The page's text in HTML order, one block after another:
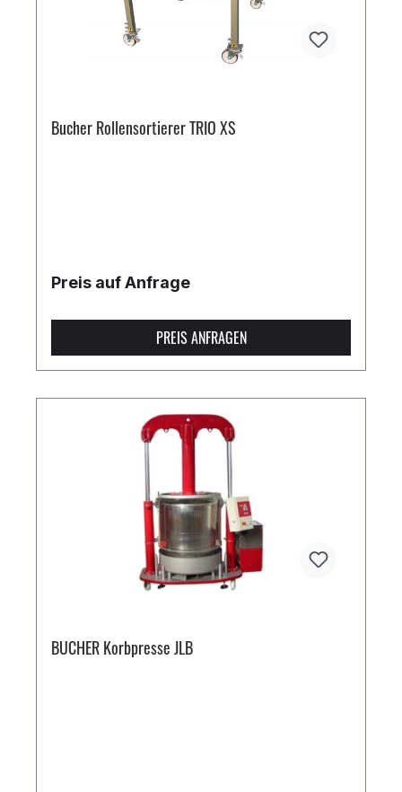
Bucher Rollensortierer TRIO XS
Preis auf Anfrage
PREIS ANFRAGEN
BUCHER Korbpresse JLB